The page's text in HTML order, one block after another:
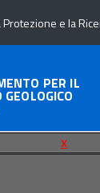
e la
PER IL
x